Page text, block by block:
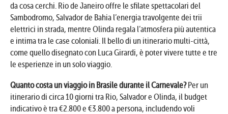
da cosa cerchi. Rio de Janeiro offre le sfilate spettacolari del
Sambodromo, Salvador de Bahia l’energia travolgente dei trii
elettrici in strada, mentre Olinda regala l’atmosfera più autentica
e intima tra le case coloniali. Il bello di un itinerario multi-città,
come quello disegnato con Luca Girardi, è poter vivere tutte e tre
le esperienze in un solo viaggio.
Quanto costa un viaggio in Brasile durante il Carnevale?Per un
itinerario di circa 10 giorni tra Rio, Salvador e Olinda, il budget
indicativo è tra €2.800 e €3.800 a persona, includendo voli